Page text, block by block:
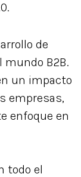
de
mundo B2B.
un impacto
empresas,
enfoque en
todo el